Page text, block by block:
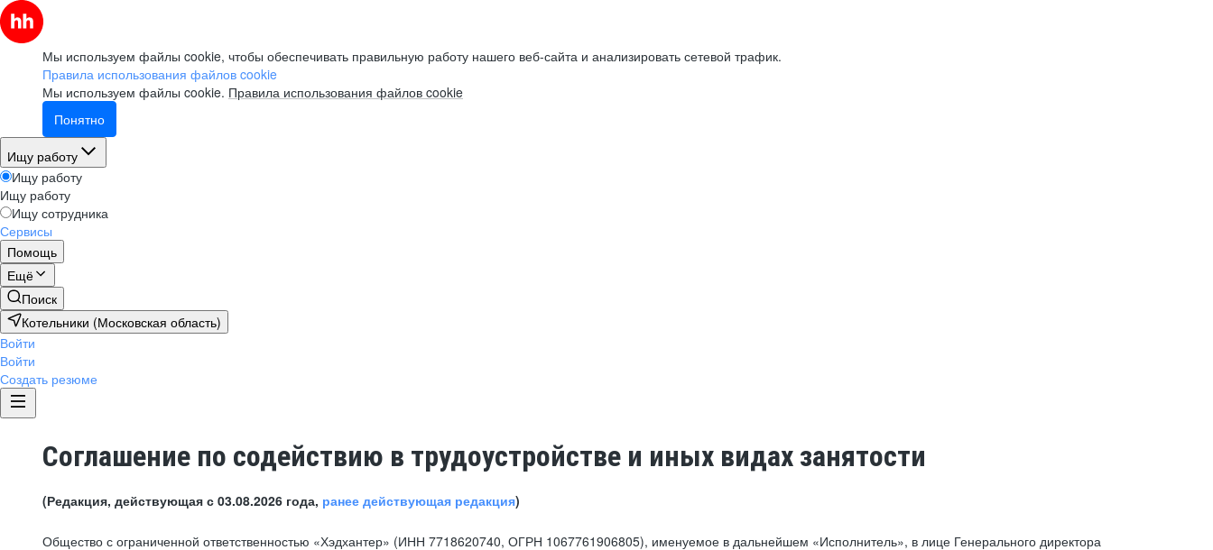
Мы используем файлы cookie, чтобы обеспечивать правильную работу нашего веб-сайта и анализировать сетевой трафик.
Правила использования файлов cookie
Мы используем файлы cookie. Правила использования файлов cookie
Понятно
Ищу работу
Ищу работу
Ищу работу
Ищу сотрудника
Сервисы
Помощь
Ещё
Поиск
Котельники (Московская область)
Войти
Войти
Создать резюме
Соглашение по содействию в трудоустройстве и иных видах занятости
(Редакция, действующая с 03.08.2026 года, ранее действующая редакция)
Общество с ограниченной ответственностью «Хэдхантер» (ИНН 7718620740, ОГРН 1067761906805), именуемое в дальнейшем «Исполнитель», в лице Генерального директора